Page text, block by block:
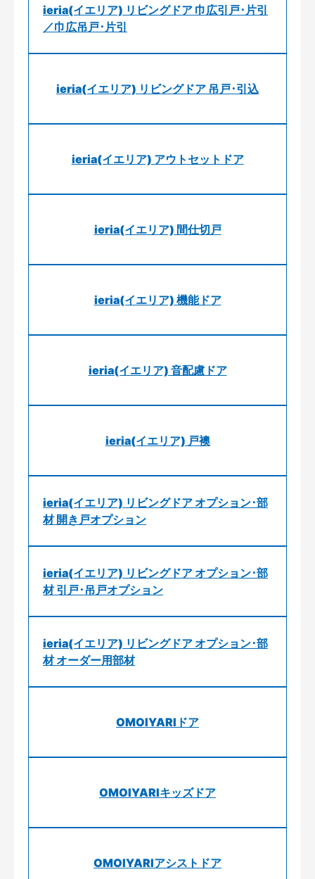
ieria(イエリア) リビングドア 巾広引戸･片引
／巾広吊戸･片引
ieria(イエリア) リビングドア 吊戸･引込
ieria(イエリア) アウトセットドア
ieria(イエリア) 間仕切戸
ieria(イエリア) 機能ドア
ieria(イエリア) 音配慮ドア
ieria(イエリア) 戸襖
ieria(イエリア) リビングドア オプション･部
材 開き戸オプション
ieria(イエリア) リビングドア オプション･部
材 引戸･吊戸オプション
ieria(イエリア) リビングドア オプション･部
材 オーダー用部材
OMOIYARIドア
OMOIYARIキッズドア
OMOIYARIアシストドア